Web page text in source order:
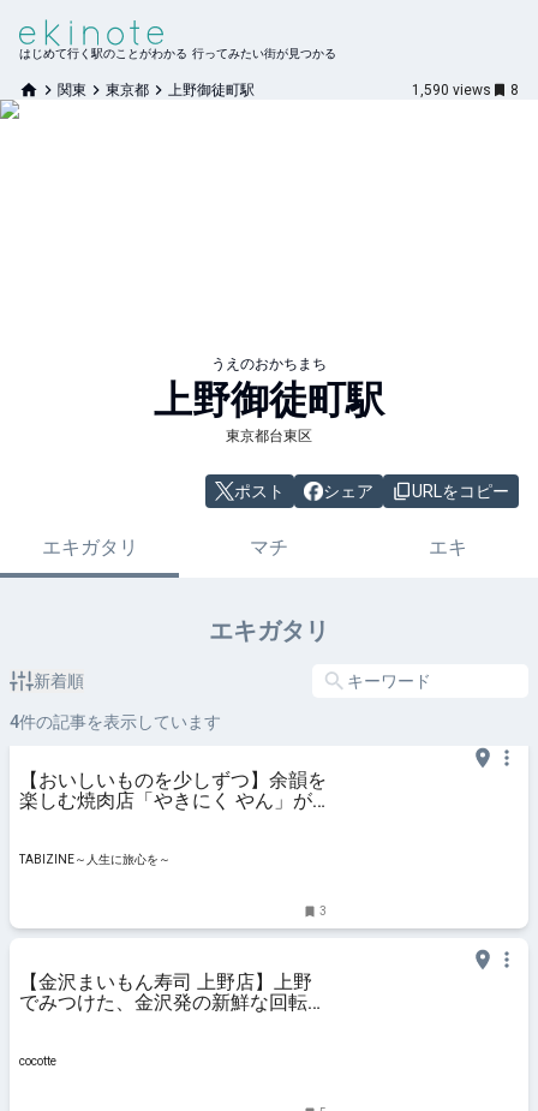
はじめて行く駅のことがわかる 行ってみたい街が見つかる
関東 東京都 上野御徒町駅 1,590 views 8
うえのおかちまち
上野御徒町駅
東京都台東区
ポスト シェア URLをコピー
エキガタリ マチ エキ
エキガタリ
新着順
4件の記事を表示しています
【おいしいものを少しずつ】余韻を
楽しむ焼肉店「やきにく やん」が
TABIZINE～人生に旅心を～
3
【金沢まいもん寿司 上野店】上野
でみつけた、金沢発の新鮮な回転寿
cocotte